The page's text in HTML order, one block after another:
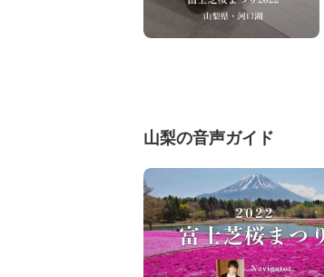
山梨の音声ガイド